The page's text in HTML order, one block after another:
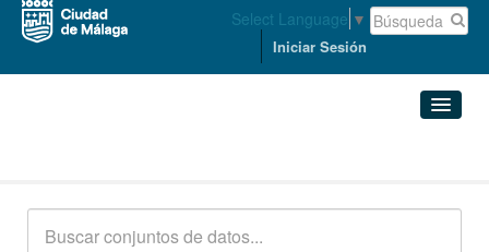
Select Language ▼
Iniciar Sesión